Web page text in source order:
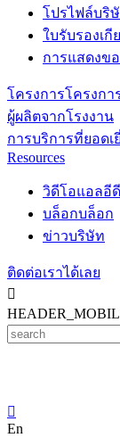
โปรไฟล์บริ
ใบรับรองเกี
การแสดงข
โครงการโครงกา
ผู้ผลิตจากโรงงาน
การบริการที่ยอดเ
Resources
วิดีโอแอลอีดี
บล็อกบล็อก
ข่าวบริษัท
ติดต่อเราได้เลย


En